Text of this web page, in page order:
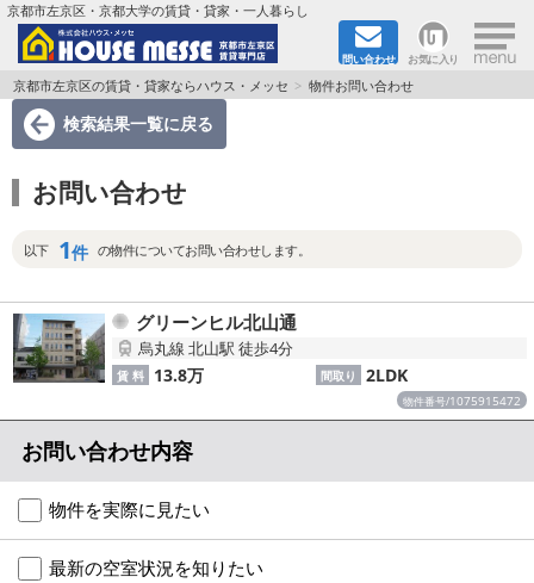
京都市左京区・京都大学の賃貸・貸家・一人暮らし
問い合わせ お気に入り ×
TOPページ
地図から検索
地域から検索
京都大学＆京都芸術大学生さんに
書類DL & 入居者さまへ
家族で住むならマンション？賃家？
一人暮らしの物件特集
ペット相談OKの賃貸！
特選物件
京都市左京区の賃貸・貸家ならハウス・メッセ 物件お問い合わせ
検索結果一覧に戻る
お問い合わせ
以下 1件 の物件についてお問い合わせします。
物件番号/1075915472
グリーンヒル北山通
烏丸線 北山駅 徒歩4分
賃 料 13.8万 間取り 2LDK
お問い合わせ内容
物件を実際に見たい
最新の空室状況を知りたい